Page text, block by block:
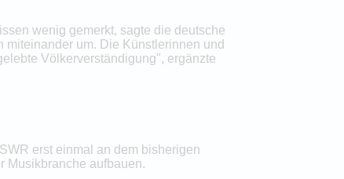
wenig gemerkt, sagte die deutsche
um. Die Künstlerinnen und
Völkerverständigung", ergänzte
erst einmal an dem bisherigen
Musikbranche aufbauen.